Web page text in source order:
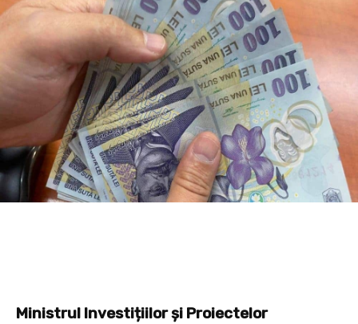
Ministrul Investițiilor și Proiectelor